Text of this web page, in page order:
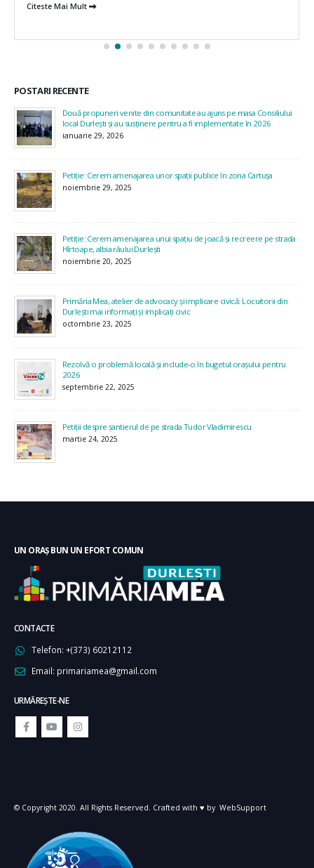
Citeste Mai Mult
POSTARI RECENTE
Două propuneri venite din comunitate au ajuns pe masa Consiliului
local Durlești și au susținere pentru a fi implementate în 2026
ianuarie 29, 2026
Petiție: Cerem amenajarea unor spații publice în zona Cartușa
noiembrie 29, 2025
Petiție: Cerem amenajarea unui spațiu de joacă și recreere pe strada
Hîrtoape, albia râului Durlești
noiembrie 20, 2025
Primăria Mea, atelier de advocacy și implicare civică: Locuitorii din
Durlești mai informați și implicați civic
octombrie 23, 2025
Rezolvă o problemă locală și include-o în bugetul orașului pentru
2026
septembrie 22, 2025
Petiții despre șantierul de pe strada Tudor Vladimirescu
martie 24, 2025
UN ORAȘ BUN UN EFORT COMUN
CONTACTE
Telefon: +(373) 60212112
Email: primariamea@gmail.com
URMĂREŞTE-NE
© Copyright 2020. All Rights Reserved. Crafted with ♥ by WebSupport